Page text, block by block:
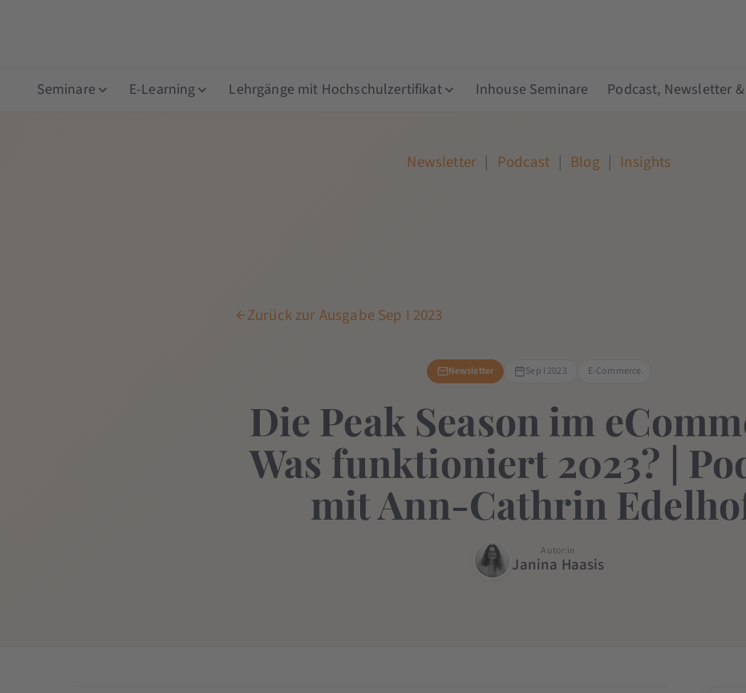
Seminare E-Learning Lehrgänge mit Hochschulzertifikat Inhouse Seminare Podcast, Newsletter
Newsletter | Podcast | Blog | Insights
Zurück zur Ausgabe Sep I 2023
Newsletter Sep I 2023 E-Commerce
Die Peak Season im
Was funktioniert 2023? |
mit Ann-Cathrin
Autor:in
Janina Haasis